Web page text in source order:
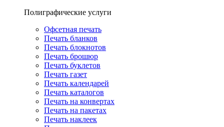
Полиграфические услуги
Офсетная печать
Печать бланков
Печать блокнотов
Печать брошюр
Печать буклетов
Печать газет
Печать календарей
Печать каталогов
Печать на конвертах
Печать на пакетах
Печать наклеек